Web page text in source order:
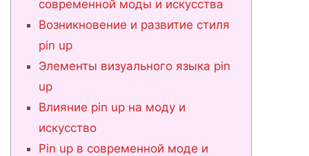
современной моды и искусства
Возникновение и развитие стиля
pin up
Элементы визуального языка pin
up
Влияние pin up на моду и
искусство
Pin up в современной моде и